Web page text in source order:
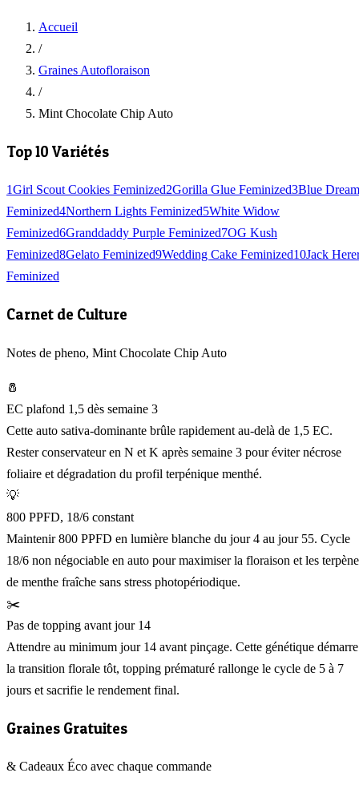
Accueil
/
Graines Autofloraison
/
Mint Chocolate Chip Auto
Top 10 Variétés
1Girl Scout Cookies Feminized2Gorilla Glue Feminized3Blue Dream
Feminized4Northern Lights Feminized5White Widow
Feminized6Granddaddy Purple Feminized7OG Kush
Feminized8Gelato Feminized9Wedding Cake Feminized10Jack
Feminized
Carnet de Culture
Notes de pheno, Mint Chocolate Chip Auto
🧂
EC plafond 1,5 dès semaine 3
Cette auto sativa-dominante brûle rapidement au-delà de 1,5 EC.
Rester conservateur en N et K après semaine 3 pour éviter nécrose
foliaire et dégradation du profil terpénique menthé.
💡
800 PPFD, 18/6 constant
Maintenir 800 PPFD en lumière blanche du jour 4 au jour 55. Cycle
18/6 non négociable en auto pour maximiser la floraison et les
de menthe fraîche sans stress photopériodique.
✂️
Pas de topping avant jour 14
Attendre au minimum jour 14 avant pinçage. Cette génétique démarre
la transition florale tôt, topping prématuré rallonge le cycle de 5 à 7
jours et sacrifie le rendement final.
Graines Gratuites
& Cadeaux Éco avec chaque commande